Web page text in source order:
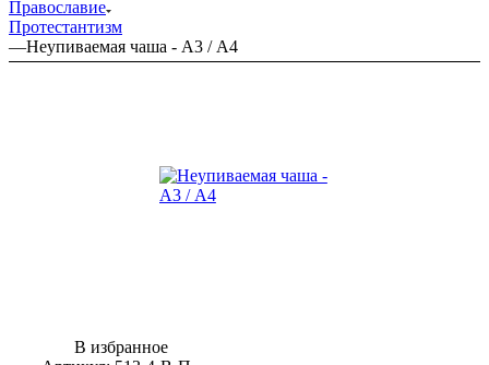
Православие
Протестантизм
—Неупиваемая чаша - А3 / А4
В избранное